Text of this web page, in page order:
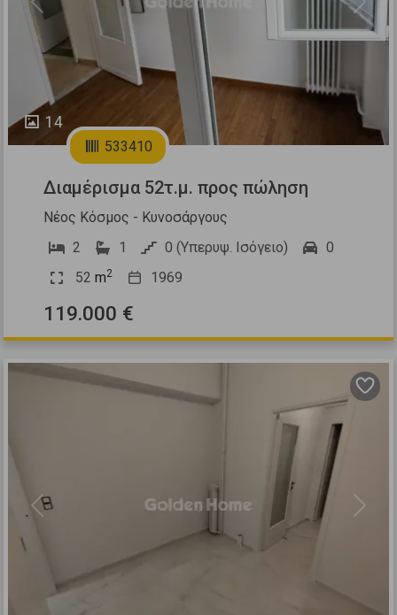
14
Previous Next
533410
Διαμέρισμα 52τ.μ. προς πώληση
Νέος Κόσμος - Κυνοσάργους
2
1 0 (Υπερυψ. Ισόγειο)
0
52 m2 1969
119.000 €
Previous Next